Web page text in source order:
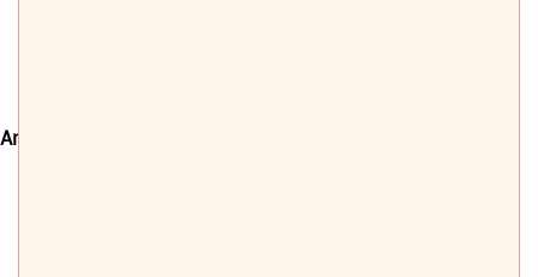
Archives